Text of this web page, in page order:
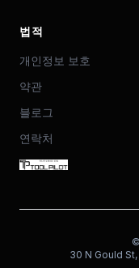
법적
개인정보 보호
약관
블로그
연락처
©
30 N Gould